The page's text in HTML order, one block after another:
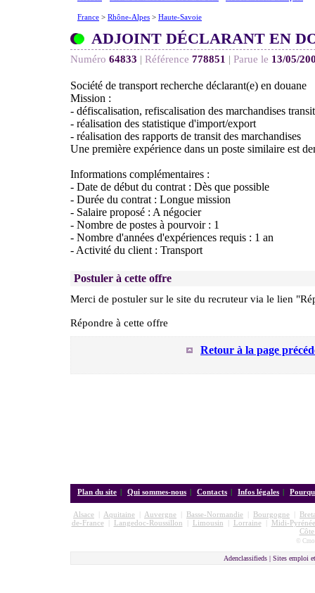
France > Rhône-Alpes > Haute-Savoie
ADJOINT DÉCLARANT EN
Numéro 64833 | Référence 778851 | Parue le 13/05/
Société de transport recherche déclarant(e) en douane
Mission :
- défiscalisation, refiscalisation des marchandises
- réalisation des statistique d'import/export
- réalisation des rapports de transit des marchandises
Une première expérience dans un poste similaire est
Informations complémentaires :
- Date de début du contrat : Dès que possible
- Durée du contrat : Longue mission
- Salaire proposé : A négocier
- Nombre de postes à pourvoir : 1
- Nombre d'années d'expériences requis : 1 an
- Activité du client : Transport
Postuler à cette offre
Merci de postuler sur le site du recruteur via le lien
Répondre à cette offre
Retour à la page
Plan du site | Qui sommes-nous | Contacts | Infos légales |
Alsace Aquitaine Auvergne Basse-Normandie Bourgogne
de-France| Langedoc-Roussillon Limousin Lorraine|
Midi-
©
Adenclassifieds | Sites emploi